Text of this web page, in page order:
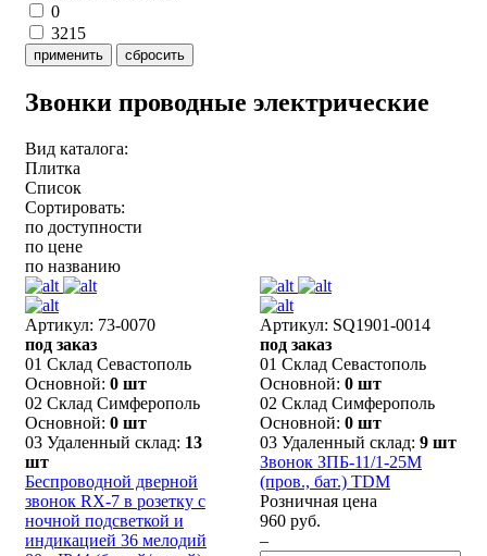
0
3215
применить сбросить
Звонки проводные электрические
Вид каталога:
Плитка
Список
Сортировать:
по доступности
по цене
по названию
Артикул: 73-0070
под заказ
01 Склад Севастополь
Основной: 0 шт
02 Склад Симферополь
Основной: 0 шт
03 Удаленный склад: 13
шт
Беспроводной дверной
звонок RX-7 в розетку с
ночной подсветкой и
индикацией 36 мелодий
Артикул: SQ1901-0014
под заказ
01 Склад Севастополь
Основной: 0 шт
02 Склад Симферополь
Основной: 0 шт
03 Удаленный склад: 9 шт
Звонок ЗПБ-11/1-25М
(пров., бат.) TDM
Розничная цена
960 руб.
–